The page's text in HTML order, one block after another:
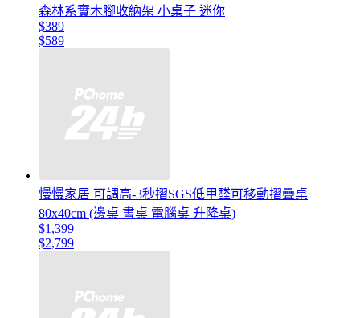
森林系實木腳收納架 小桌子 迷你
$389
$589
慢慢家居 可調高-3秒摺SGS低甲醛可移動摺疊桌
80x40cm (邊桌 書桌 電腦桌 升降桌)
$1,399
$2,799